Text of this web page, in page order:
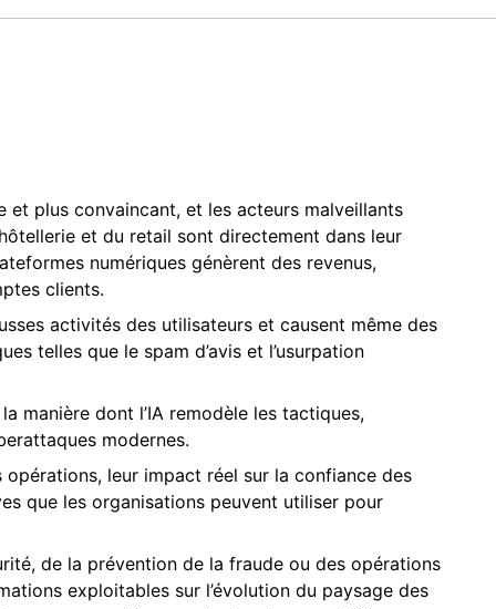
et plus convaincant, et les acteurs malveillants
et du retail sont directement dans leur
numériques génèrent des revenus,
clients.
activités des utilisateurs et causent même des
telles que le spam d’avis et l’usurpation
manière dont l’IA remodèle les tactiques,
modernes.
leur impact réel sur la confiance des
que les organisations peuvent utiliser pour
de la prévention de la fraude ou des opérations
exploitables sur l’évolution du paysage des